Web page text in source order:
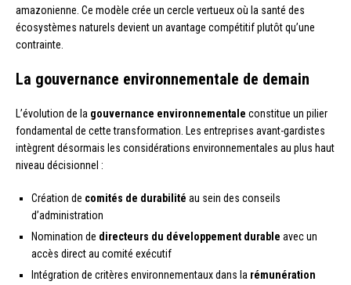
amazonienne. Ce modèle crée un cercle vertueux où la santé des
écosystèmes naturels devient un avantage compétitif plutôt qu’une
contrainte.
La gouvernance environnementale de demain
L’évolution de la gouvernance environnementale constitue un pilier
fondamental de cette transformation. Les entreprises avant-gardistes
intègrent désormais les considérations environnementales au plus haut
niveau décisionnel :
Création de comités de durabilité au sein des conseils
d’administration
Nomination de directeurs du développement durable avec un
accès direct au comité exécutif
Intégration de critères environnementaux dans la rémunération